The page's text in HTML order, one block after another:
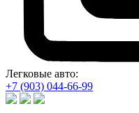
Легковые авто:
+7 (903) 044-66-99